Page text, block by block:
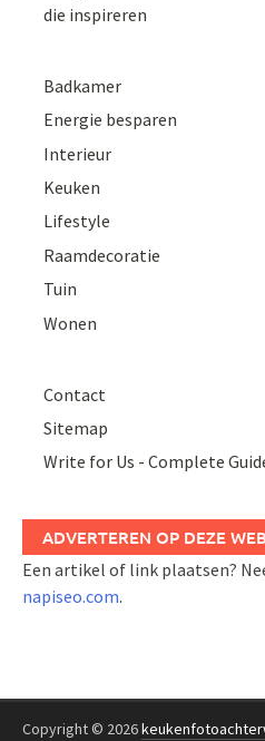
die inspireren
Badkamer
Energie besparen
Interieur
Keuken
Lifestyle
Raamdecoratie
Tuin
Wonen
Contact
Sitemap
Write for Us - Complete
ADVERTEREN OP DEZE
Een artikel of link plaatsen?
napiseo.com.
Copyright © 2026